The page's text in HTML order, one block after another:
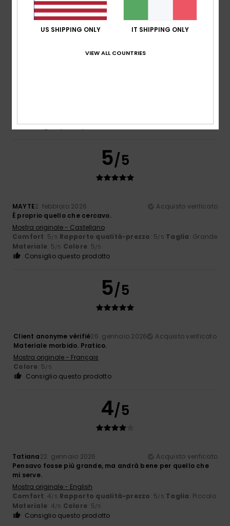
5
Consiglio questo prodotto
5/5
MAYTE2. febbraio 2026
Acquisto verificato
È proprio quello che cercavo.
Mostra originale - Castellano
Comfort: 5/5 Rapporto qualità-prezzo: 5/5 Taglia: Grande
Materiale: 5/5 Colore: 5/5
Consiglio questo prodotto
5/5
Client anonyme vérifié26. gennaio 2026
Acquisto verificato
Materiale morbido. Pratico.
Mostra originale - Français
Colore: 5/5
Consiglio questo prodotto
4/5
Tatiana22. gennaio 2026
Acquisto verificato
Pensavo fosse più grande, ma andrà bene per quello che
mi serve.
Mostra originale - English
Comfort: 4/5 Rapporto qualità-prezzo: 5/5 Taglia: Piccolo
Materiale: 4/5 Colore: 5/5
Consiglio questo prodotto
US SHIPPING ONLY IT SHIPPING ONLY
VIEW ALL COUNTRIES